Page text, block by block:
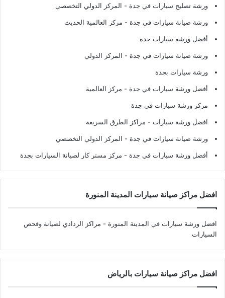
ورشة تصليح سيارات في جدة - المركز الدولي التخصصي
ورشة صيانة سيارات في جدة - مركز العالمية الحديث
أفضل ورشة سيارات جدة
ورشة صيانة سيارات في جدة - المركز الدولي
ورشة سيارات بجدة
أفضل ورشة سيارات في جدة - مركز العالمية
مركز ورشة سيارات في جدة
افضل ورشة سيارات - مراكز الطرق السريعة
ورشة صيانة سيارات في جدة - المركز الدولي التخصصي
أفضل ورشة سيارات في جدة - مركز مستر كار لصيانة السيارات بجدة
افضل مراكز صيانة سيارات المدينة المنورة
افضل ورشة سيارات في المدينة المنورة - مراكز الردادي لصيانة وفحص
السيارات
افضل مراكز صيانة سيارات بالرياض